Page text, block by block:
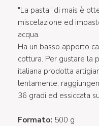
"La pasta" di mais è
miscelazione ed
acqua.
Ha un basso apporto
cottura. Per gustare la
italiana prodotta
lentamente,
36 gradi ed essiccata
Formato: 500 g